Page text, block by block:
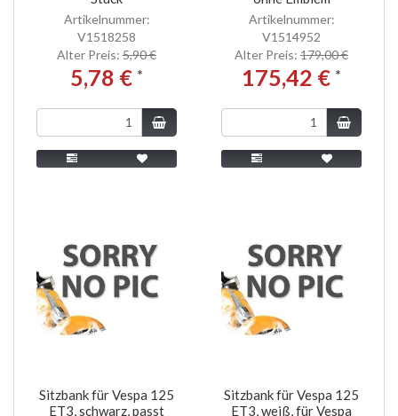
Artikelnummer:
V1518258
Alter Preis: 5,90 €
5,78 € *
Artikelnummer:
V1514952
Alter Preis: 179,00 €
175,42 € *
Sitzbank für Vespa 125
ET3, schwarz, passt
Sitzbank für Vespa 125
ET3, weiß, für Vespa